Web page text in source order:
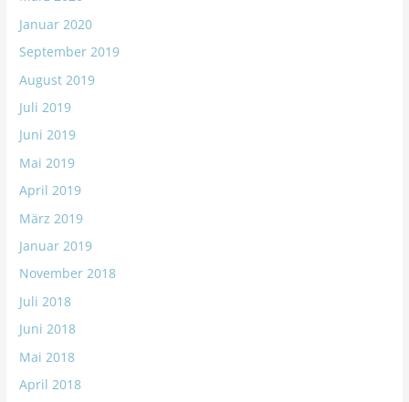
Januar 2020
September 2019
August 2019
Juli 2019
Juni 2019
Mai 2019
April 2019
März 2019
Januar 2019
November 2018
Juli 2018
Juni 2018
Mai 2018
April 2018